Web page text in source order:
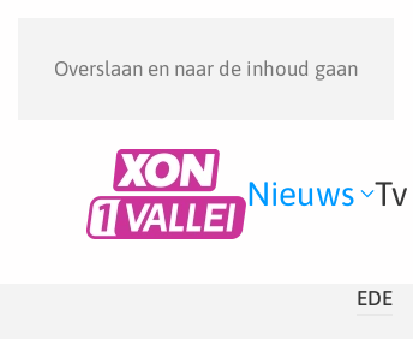
Overslaan en naar de inhoud gaan
Nieuws Tv
EDE